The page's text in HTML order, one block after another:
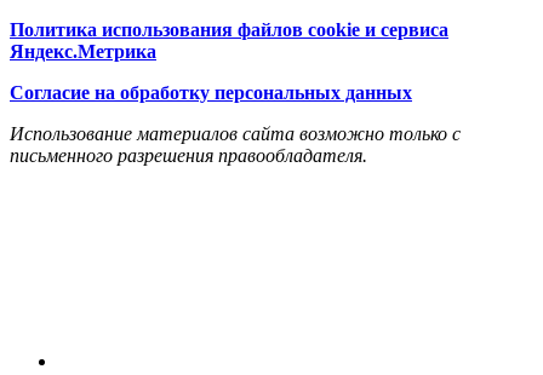
Политика использования файлов cookie и сервиса
Яндекс.Метрика
Согласие на обработку персональных данных
Использование материалов сайта возможно только с
письменного разрешения правообладателя.